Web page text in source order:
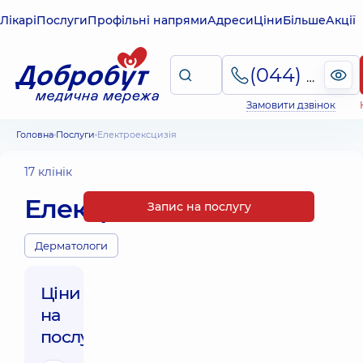
ЛікаріПослугиПрофільні напрямиАдресиЦіниБільшеАкції
(044) 495-2-888
Замовити дзвінок
Головна Послуги Електроексцизія
17 клінік
Електроексцизія
Дерматологи
Ціни
на
послуги:
Запис на послугу